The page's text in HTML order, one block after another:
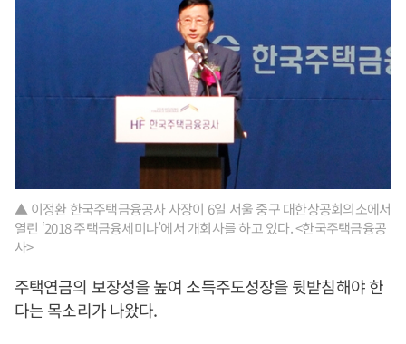
▲ 이정환 한국주택금융공사 사장이 6일 서울 중구 대한상공회의소에서
열린 ‘2018 주택금융세미나’에서 개회사를 하고 있다. <한국주택금융공
사>
주택연금의 보장성을 높여 소득주도성장을 뒷받침해야 한
다는 목소리가 나왔다.